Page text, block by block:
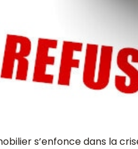
s’enfonce dans la